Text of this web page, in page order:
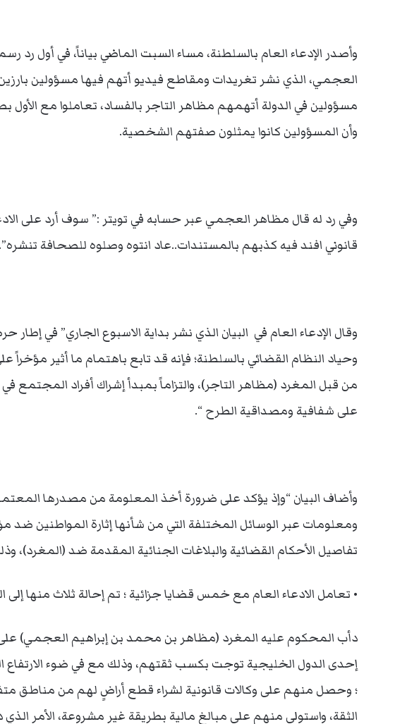
وأصدر الإدعاء العام بالسلطنة، مساء السبت الماضي بياناً، في أول
العجمي، الذي نشر تغريدات ومقاطع فيديو أتهم فيها مسؤولين بارزين
مسؤولين في الدولة أتهمهم مظاهر التاجر بالفساد، تعاملوا مع
وأن المسؤولين كانوا يمثلون صفتهم الشخصية.
وفي رد له قال مظاهر العجمي عبر حسابه في تويتر :” سوف أرد على
قانوني افند فيه كذبهم بالمستندات..عاد انتوه وصلوه للصحافة تنشره”.
وقال الإدعاء العام في البيان الذي نشر بداية الاسبوع الجاري” في إطار
وحياد النظام القضائي بالسلطنة؛ فإنه قد تابع باهتمام ما أثير مؤخراً
من قبل المغرد (مظاهر التاجر)، والتزاماً بمبدأ إشراك أفراد
على شفافية ومصداقية الطرح “.
وأضاف البيان “وإذ يؤكد على ضرورة أخذ المعلومة من مصدرها المعتمد
ومعلومات عبر الوسائل المختلفة التي من شأنها إثارة المواطنين ضد
تفاصيل الأحكام القضائية والبلاغات الجنائية المقدمة ضد (المغرد)،
• تعامل الادعاء العام مع خمس قضايا جزائية ؛ تم إحالة ثلاث منها
دأب المحكوم عليه المغرد (مظاهر بن محمد بن إبراهيم العجمي)
إحدى الدول الخليجية توجت بكسب ثقتهم، وذلك مع في ضوء
؛ وحصل منهم على وكالات قانونية لشراء قطع أراضٍ لهم من مناطق
الثقة، واستولى منهم على مبالغ مالية بطريقة غير مشروعة، الأمر